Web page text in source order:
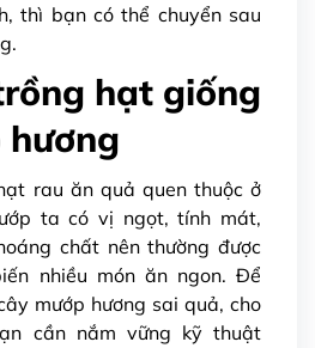
thì bạn có thể chuyển sau
hạt giống
hương
rau ăn quả quen thuộc ở
ta có vị ngọt, tính mát,
chất nên thường được
nhiều món ăn ngon. Để
mướp hương sai quả, cho
cần nắm vững kỹ thuật